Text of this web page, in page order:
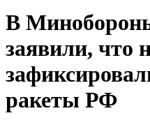
В
заявили, что
ракеты РФ